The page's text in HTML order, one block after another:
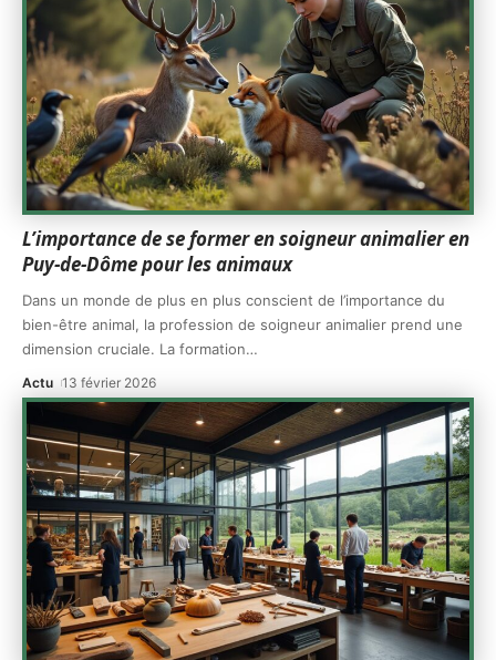
L’importance de se former en soigneur animalier en
Puy-de-Dôme pour les animaux
Dans un monde de plus en plus conscient de l’importance du
bien-être animal, la profession de soigneur animalier prend une
dimension cruciale. La formation…
Actu 13 février 2026